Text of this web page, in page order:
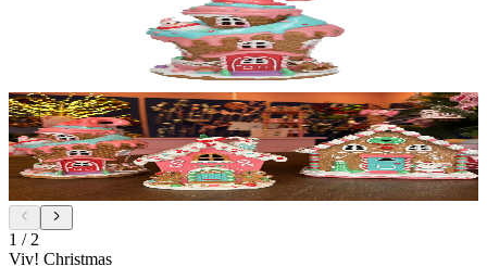
1 / 2
Viv! Christmas